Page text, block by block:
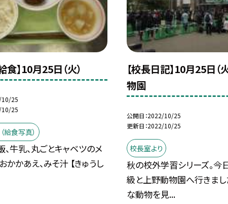
食】10月25日（火）
25
25
給食写真）
、牛乳、丸ごとキャベツのメ
かかあえ、みそ汁 【きゅうし
【校長日記】10月25日（
物園
公開日 2022/10/25
更新日 2022/10/25
校長室より
秋の校外学習シリーズ。今
級と上野動物園へ行きまし
な動物を見...